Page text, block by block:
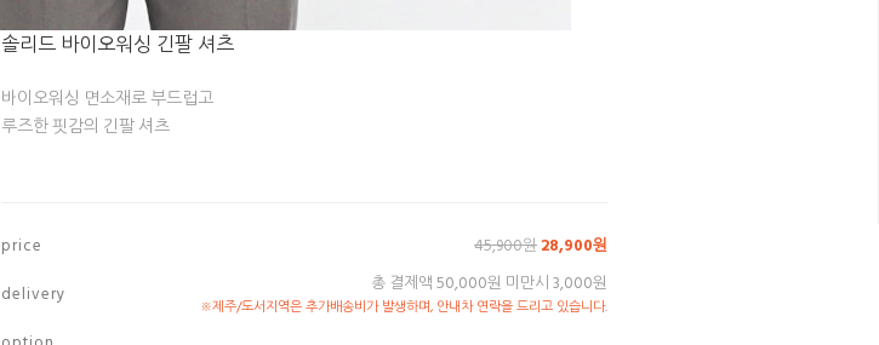
솔리드 바이오워싱 긴팔 셔츠
바이오워싱 면소재로 부드럽고
루즈한 핏감의 긴팔 셔츠
p r i c e 45,900원28,900원
d e l i v e r y
총 결제액 50,000원 미만시 3,000원
※제주/도서지역은 추가배송비가 발생하며, 안내차 연락을 드리고 있습니다.